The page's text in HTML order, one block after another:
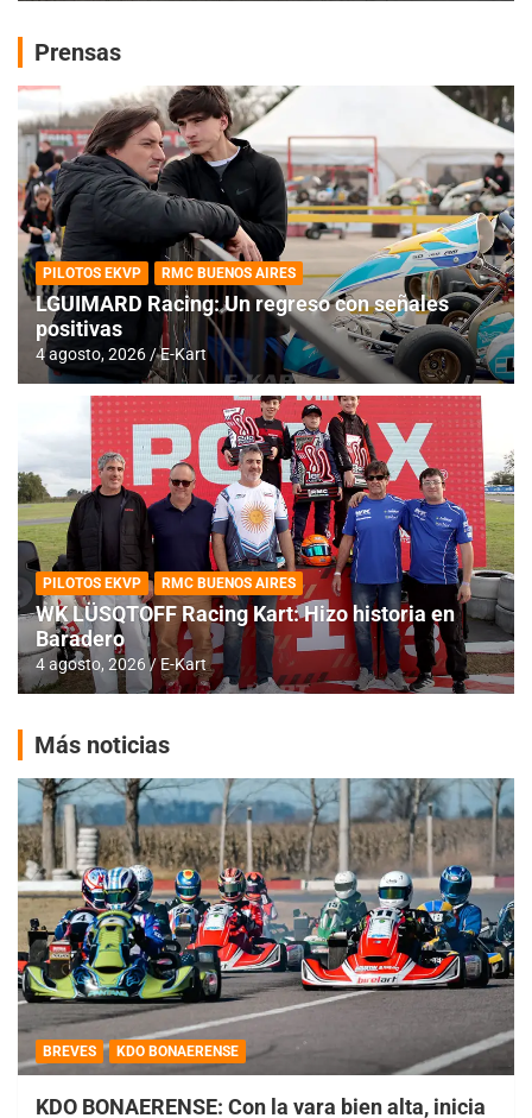
Prensas
PILOTOS EKVP RMC BUENOS AIRES
LGUIMARD Racing: Un regreso con señales
positivas
4 agosto, 2026 E-Kart
PILOTOS EKVP RMC BUENOS AIRES
WK LÜSQTOFF Racing Kart: Hizo historia en
Baradero
4 agosto, 2026 E-Kart
Más noticias
BREVES KDO BONAERENSE
KDO BONAERENSE: Con la vara bien alta, inicia